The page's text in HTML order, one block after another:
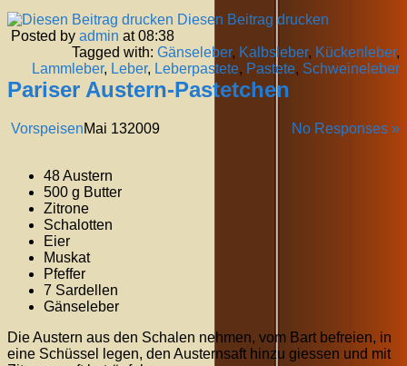
Diesen Beitrag drucken
Posted by admin at 08:38
Tagged with: Gänseleber, Kalbsleber, Kückenleber,
Lammleber, Leber, Leberpastete, Pastete, Schweineleber
Pariser Austern-Pastetchen
Vorspeisen No Responses »
Mai 132009
48 Austern
500 g Butter
Zitrone
Schalotten
Eier
Muskat
Pfeffer
7 Sardellen
Gänseleber
Die Austern aus den Schalen nehmen, vom Bart befreien, in
eine Schüssel legen, den Austernsaft hinzu giessen und mit